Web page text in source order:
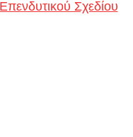
Σχεδίου